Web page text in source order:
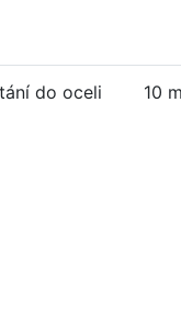
do oceli 10